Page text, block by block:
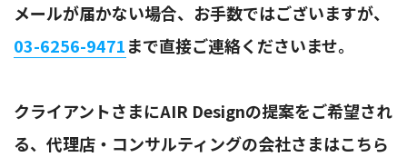
メールが届かない場合、お手数ではございますが、
03-6256-9471まで直接ご連絡くださいませ。
クライアントさまにAIR Designの提案をご希望され
る、代理店・コンサルティングの会社さまはこちら